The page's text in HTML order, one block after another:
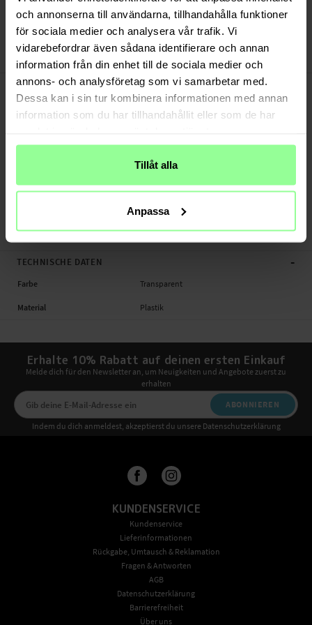
och annonserna till användarna, tillhandahålla funktioner
för sociala medier och analysera vår trafik. Vi
vidarebefordrar även sådana identifierare och annan
information från din enhet till de sociala medier och
annons- och analysföretag som vi samarbetar med.
Dessa kan i sin tur kombinera informationen med annan
information som du har tillhandahållit eller som de har
Tillåt alla
Anpassa
Bezahle sicher via Klarna oder PayPal
30 Tage Rückgaberecht
PRODUKTBESCHREIBUNG
Rundumschutz Handyhülle für Apple iPhone 17 Pro.
- Apple iPhone 17 Pro A3523 / A3256 / A3522 / A3524
Material: Plastik
Rundumschutz Handyhülle, Handy, Wasserdichte
TECHNISCHE DATEN -
Farbe Transparent
Material Plastik
Erhalte 10% Rabatt auf deinen ersten Einkauf
Melde dich für den Newsletter an, um Neuigkeiten und Angebote zuerst zu
erhalten
ABONNIEREN
Indem du dich anmeldest, akzeptierst du unsere Datenschutzerklärung
KUNDENSERVICE
Kundenservice
Lieferinformationen
Rückgabe, Umtausch & Reklamation
Fragen & Antworten
AGB
Datenschutzerklärung
Barrierefreiheit
Über uns